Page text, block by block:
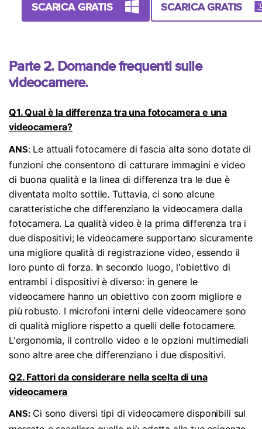
SCARICA GRATIS SCARICA GRATIS
Parte 2. Domande frequenti sulle
videocamere.
Q1. Qual è la differenza tra una fotocamera e una
videocamera?
ANS: Le attuali fotocamere di fascia alta sono dotate di
funzioni che consentono di catturare immagini e video
di buona qualità e la linea di differenza tra le due è
diventata molto sottile. Tuttavia, ci sono alcune
caratteristiche che differenziano la videocamera dalla
fotocamera. La qualità video è la prima differenza tra i
due dispositivi; le videocamere supportano sicuramente
una migliore qualità di registrazione video, essendo il
loro punto di forza. In secondo luogo, l'obiettivo di
entrambi i dispositivi è diverso: in genere le
videocamere hanno un obiettivo con zoom migliore e
più robusto. I microfoni interni delle videocamere sono
di qualità migliore rispetto a quelli delle fotocamere.
L'ergonomia, il controllo video e le opzioni multimediali
sono altre aree che differenziano i due dispositivi.
Q2. Fattori da considerare nella scelta di una
videocamera
ANS: Ci sono diversi tipi di videocamere disponibili sul